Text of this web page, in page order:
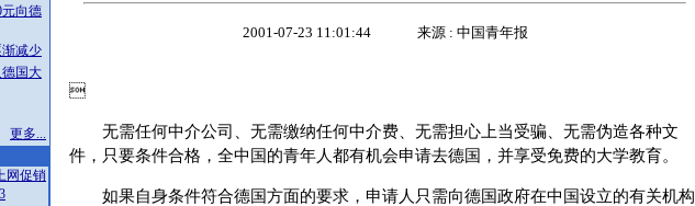
元向德
减少
国大
更多...
网促销
2001-07-23 11:01:44 来源 : 中国青年报

无需任何中介公司、无需缴纳任何中介费、无需担心上当受骗、无需伪造各种文
件，只要条件合格，全中国的青年人都有机会申请去德国，并享受免费的大学教育。
如果自身条件符合德国方面的要求，申请人只需向德国政府在中国设立的有关机构